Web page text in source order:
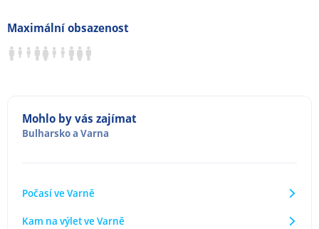
Maximální obsazenost
Mohlo by vás zajímat
Bulharskoa Varna
Počasí ve Varně
Kam na výlet ve Varně